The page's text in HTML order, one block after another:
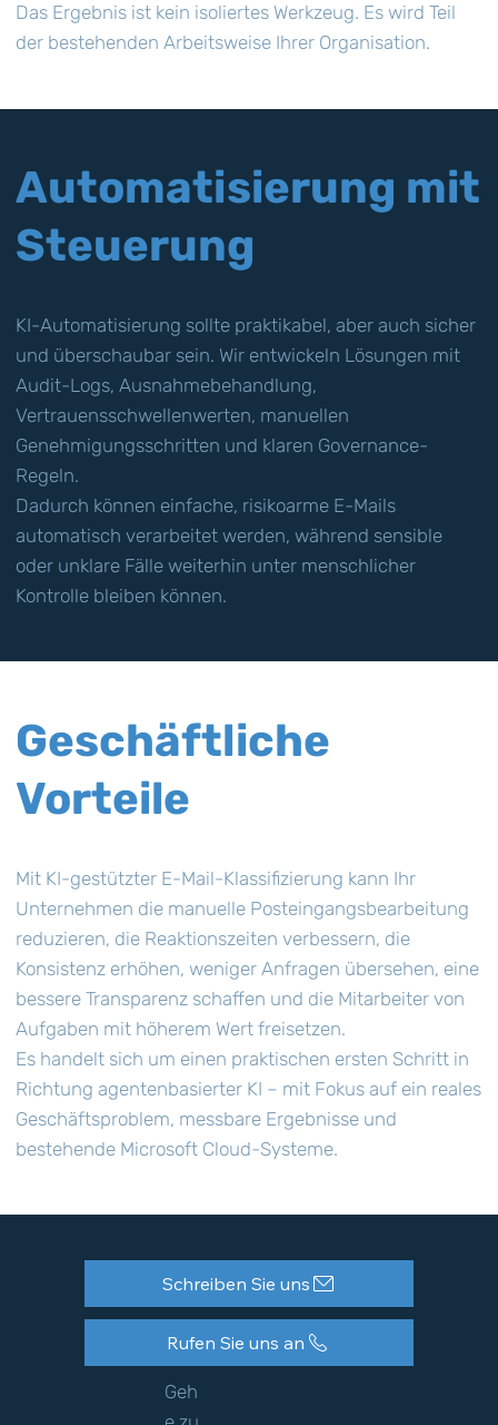
Das Ergebnis ist kein isoliertes Werkzeug. Es wird Teil
der bestehenden Arbeitsweise Ihrer Organisation.
Automatisierung mit
Steuerung
KI-Automatisierung sollte praktikabel, aber auch sicher
und überschaubar sein. Wir entwickeln Lösungen mit
Audit-Logs, Ausnahmebehandlung,
Vertrauensschwellenwerten, manuellen
Genehmigungsschritten und klaren Governance-
Regeln.
Dadurch können einfache, risikoarme E-Mails
automatisch verarbeitet werden, während sensible
oder unklare Fälle weiterhin unter menschlicher
Kontrolle bleiben können.
Geschäftliche
Vorteile
Mit KI-gestützter E-Mail-Klassifizierung kann Ihr
Unternehmen die manuelle Posteingangsbearbeitung
reduzieren, die Reaktionszeiten verbessern, die
Konsistenz erhöhen, weniger Anfragen übersehen, eine
bessere Transparenz schaffen und die Mitarbeiter von
Aufgaben mit höherem Wert freisetzen.
Es handelt sich um einen praktischen ersten Schritt in
Richtung agentenbasierter KI – mit Fokus auf ein reales
Geschäftsproblem, messbare Ergebnisse und
bestehende Microsoft Cloud-Systeme.
Schreiben Sie uns
Rufen Sie uns an
Geh